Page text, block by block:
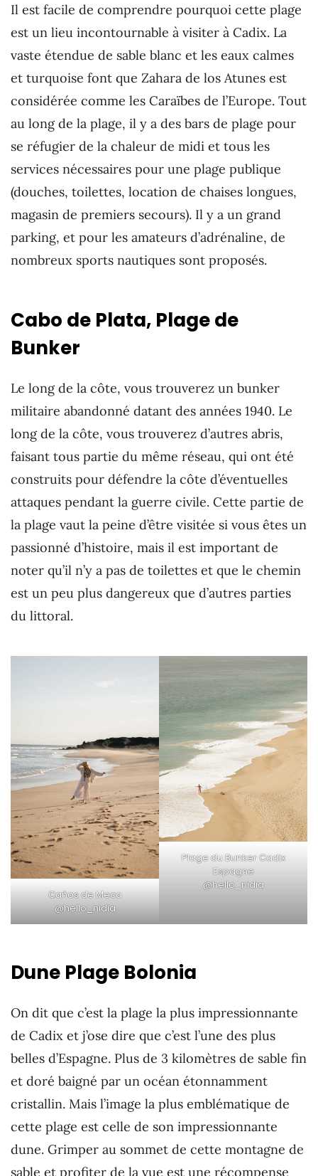
Il est facile de comprendre pourquoi cette plage
est un lieu incontournable à visiter à Cadix. La
vaste étendue de sable blanc et les eaux calmes
et turquoise font que Zahara de los Atunes est
considérée comme les Caraïbes de l’Europe. Tout
au long de la plage, il y a des bars de plage pour
se réfugier de la chaleur de midi et tous les
services nécessaires pour une plage publique
(douches, toilettes, location de chaises longues,
magasin de premiers secours). Il y a un grand
parking, et pour les amateurs d’adrénaline, de
nombreux sports nautiques sont proposés.
Cabo de Plata, Plage de
Bunker
Le long de la côte, vous trouverez un bunker
militaire abandonné datant des années 1940. Le
long de la côte, vous trouverez d’autres abris,
faisant tous partie du même réseau, qui ont été
construits pour défendre la côte d’éventuelles
attaques pendant la guerre civile. Cette partie de
la plage vaut la peine d’être visitée si vous êtes un
passionné d’histoire, mais il est important de
noter qu’il n’y a pas de toilettes et que le chemin
est un peu plus dangereux que d’autres parties
du littoral.
Caños de Meca
@hello_nidia
Plage du Bunker Cadix
Espagne
@hello_nidia
Dune Plage Bolonia
On dit que c’est la plage la plus impressionnante
de Cadix et j’ose dire que c’est l’une des plus
belles d’Espagne. Plus de 3 kilomètres de sable fin
et doré baigné par un océan étonnamment
cristallin. Mais l’image la plus emblématique de
cette plage est celle de son impressionnante
dune. Grimper au sommet de cette montagne de
sable et profiter de la vue est une récompense